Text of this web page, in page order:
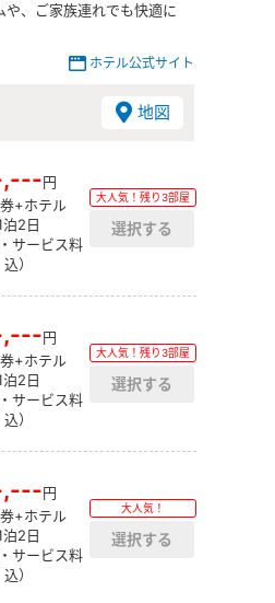
、ご家族連れでも快適に
ホテル公式サイト
地図
円
+ホテル
泊2日
サービス料
込）
大人気！残り3部屋
円
+ホテル
泊2日
サービス料
込）
大人気！残り3部屋
円
+ホテル
泊2日
サービス料
込）
大人気！